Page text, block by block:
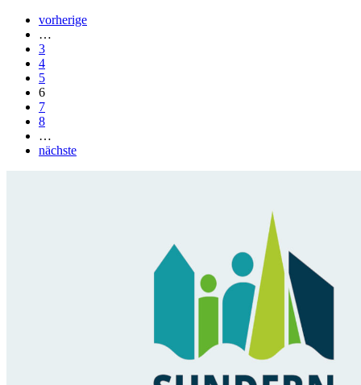
vorherige
…
3
4
5
6
7
8
…
nächste